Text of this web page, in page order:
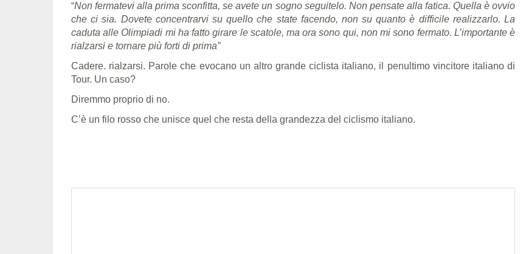
“Non fermatevi alla prima sconfitta, se avete un sogno seguitelo. Non pensate alla fatica. Quella è ovvio
che ci sia. Dovete concentrarvi su quello che state facendo, non su quanto è difficile realizzarlo. La
caduta alle Olimpiadi mi ha fatto girare le scatole, ma ora sono qui, non mi sono fermato. L’importante è
rialzarsi e tornare più forti di prima”
Cadere. rialzarsi. Parole che evocano un altro grande ciclista italiano, il penultimo vincitore italiano di
Tour. Un caso?
Diremmo proprio di no.
C’è un filo rosso che unisce quel che resta della grandezza del ciclismo italiano.